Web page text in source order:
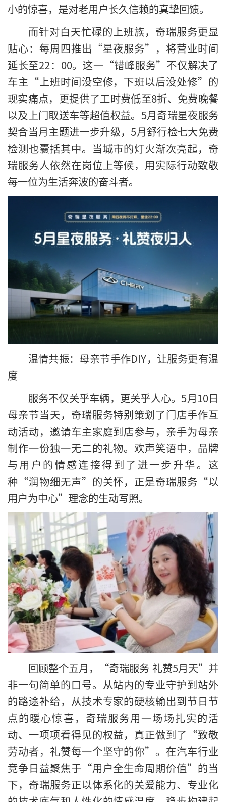
小的惊喜，是对老用户长久信赖的真挚回馈。
而针对白天忙碌的上班族，奇瑞服务更显
贴心：每周四推出“星夜服务”，将营业时间
延长至22：00。这一“错峰服务”不仅解决了
车主“上班时间没空修，下班以后没处修”的
现实痛点，更提供了工时费低至8折、免费晚餐
以及上门取送车等超值权益。5月奇瑞星夜服务
契合当月主题进一步升级，5月舒行检七大免费
检测也囊括其中。当城市的灯火渐次亮起，奇
瑞服务人依然在岗位上等候，用实际行动致敬
每一位为生活奔波的奋斗者。
温情共振：母亲节手作DIY，让服务更有温
度
服务不仅关乎车辆，更关乎人心。5月10日
母亲节当天，奇瑞服务特别策划了门店手作互
动活动，邀请车主家庭到店参与，亲手为母亲
制作一份独一无二的礼物。欢声笑语中，品牌
与用户的情感连接得到了进一步升华。这
种“润物细无声”的关怀，正是奇瑞服务“以
用户为中心”理念的生动写照。
回顾整个五月，“奇瑞服务 礼赞5月天”并
非一句简单的口号。从站内的专业守护到站外
的路途补给，从技术专家的硬核输出到节日节
点的暖心惊喜，奇瑞服务用一场场扎实的活
动、一项项看得见的权益，真正做到了“致敬
劳动者，礼赞每一个坚守的你”。在汽车行业
竞争日益聚焦于“用户全生命周期价值”的当
下，奇瑞服务正以体系化的关爱能力、专业化